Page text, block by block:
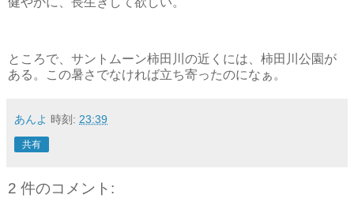
ところで、サントムーン柿田川の近くには、柿田川公園が
ある。この暑さでなければ立ち寄ったのになぁ。
あんよ 時刻: 23:39
共有
2 件のコメント: